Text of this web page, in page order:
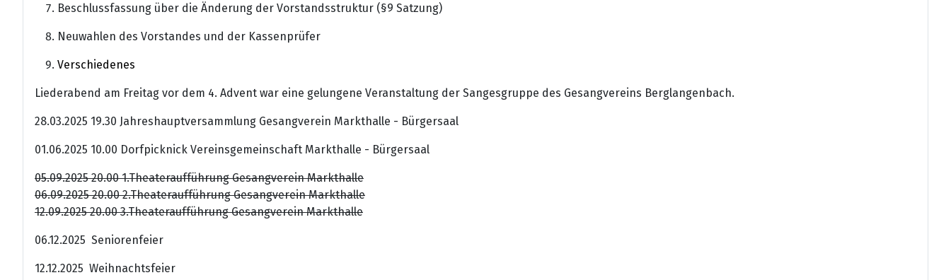
Beschlussfassung über die Änderung der Vorstandsstruktur (§9 Satzung)
Neuwahlen des Vorstandes und der Kassenprüfer
Verschiedenes
Liederabend am Freitag vor dem 4. Advent war eine gelungene Veranstaltung der Sangesgruppe des Gesangvereins Berglangenbach.
28.03.2025 19.30 Jahreshauptversammlung Gesangverein Markthalle - Bürgersaal
01.06.2025 10.00 Dorfpicknick Vereinsgemeinschaft Markthalle - Bürgersaal
05.09.2025 20.00 1.Theateraufführung Gesangverein Markthalle
06.09.2025 20.00 2.Theateraufführung Gesangverein Markthalle
12.09.2025 20.00 3.Theateraufführung Gesangverein Markthalle
06.12.2025 Seniorenfeier
12.12.2025 Weihnachtsfeier